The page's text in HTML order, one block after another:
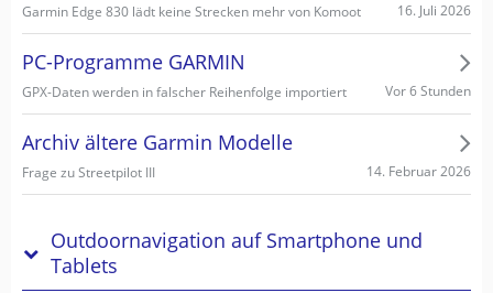
Garmin Edge 830 lädt keine Strecken mehr von Komoot 16. Juli 2026
PC-Programme GARMIN
GPX-Daten werden in falscher Reihenfolge importiert Vor 6 Stunden
Archiv ältere Garmin Modelle
Frage zu Streetpilot III 14. Februar 2026
Outdoornavigation auf Smartphone und
Tablets